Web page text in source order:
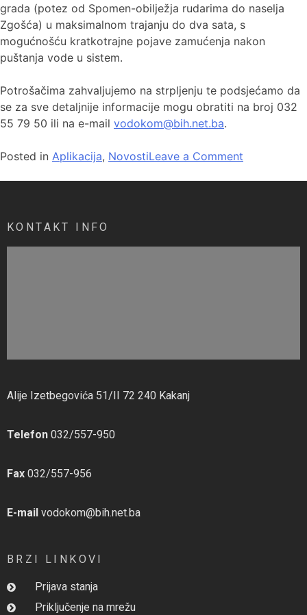
grada (potez od Spomen-obilježja rudarima do naselja
Zgošća) u maksimalnom trajanju do dva sata, s
mogućnošću kratkotrajne pojave zamućenja nakon
puštanja vode u sistem.
Potrošačima zahvaljujemo na strpljenju te podsjećamo da
se za sve detaljnije informacije mogu obratiti na broj 032
55 79 50 ili na e-mail vodokom@bih.net.ba.
Posted in Aplikacija, NovostiLeave a Comment
KONTAKT INFO
Alije Izetbegovića 51/II 72 240 Kakanj
Telefon 032/557-950
Fax 032/557-956
E-mail vodokom@bih.net.ba
BRZI LINKOVI
Prijava stanja
Priključenje na mrežu